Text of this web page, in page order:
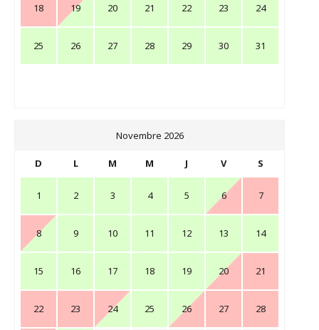
18 19 20 21 22 23 24
25 26 27 28 29 30 31
Novembre 2026
D L M M J V S
1 2 3 4 5 6 7
8 9 10 11 12 13 14
15 16 17 18 19 20 21
22 23 24 25 26 27 28